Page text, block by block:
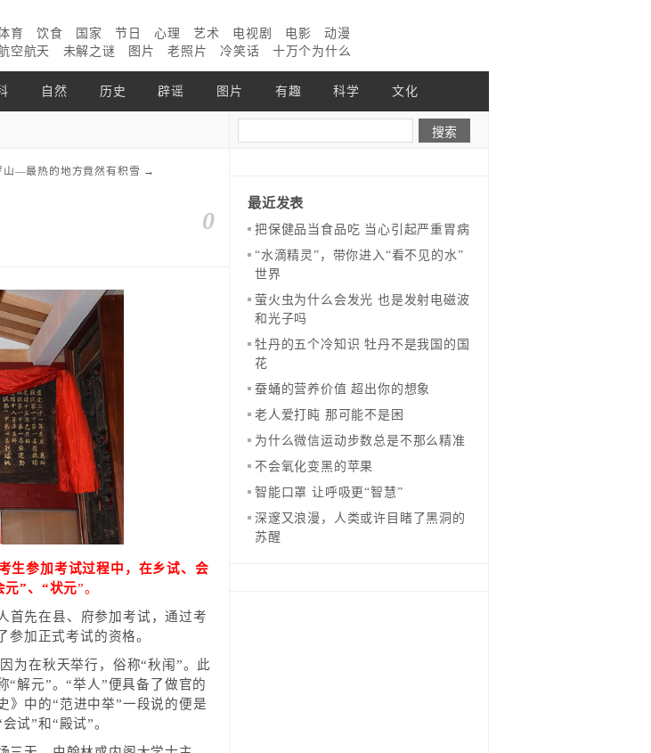
育 饮食 国家 节日 心理 艺术 电视剧 电影
动漫
空航天 未解之谜 图片 老照片 冷笑话 十万个为什么
自然 历史 辟谣 图片 有趣 科学 文化
山—最热的地方竟然有积雪 →
0
生参加考试过程中，在乡试、会
元”、“状元”。
首先在县、府参加考试，通过考
参加正式考试的资格。
为在秋天举行，俗称“秋闱”。此
“解元”。“举人”便具备了做官的
》中的“范进中举”一段说的便是
试”和“殿试”。
最近发表
把保健品当食品吃 当心引起严重胃病
“水滴精灵”，带你进入“看不见的水”
世界
萤火虫为什么会发光 也是发射电磁波
和光子吗
牡丹的五个冷知识 牡丹不是我国的国
花
蚕蛹的营养价值 超出你的想象
老人爱打盹 那可能不是困
为什么微信运动步数总是不那么精准
不会氧化变黑的苹果
智能口罩 让呼吸更“智慧”
深邃又浪漫，人类或许目睹了黑洞的
苏醒